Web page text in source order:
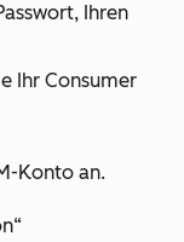
Ihren
Ihr Consumer
Konto an.